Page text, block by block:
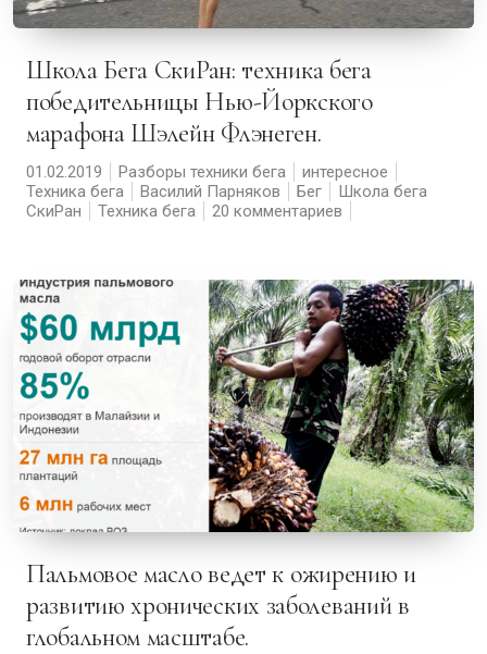
Школа Бега СкиРан: техника бега
победительницы Нью-Йоркского
марафона Шэлейн Флэнеген.
01.02.2019 Разборы техники бега
интересное
Техника бега
Василий Парняков Бег
Школа бега
СкиРан
Техника бега 20 комментариев
Пальмовое масло ведет к ожирению и
развитию хронических заболеваний в
глобальном масштабе.